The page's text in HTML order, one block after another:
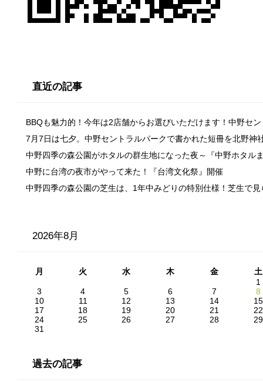
直近の記事
BBQも魅力的！今年は2店舗からお選びいただけます！中野セ
7月7日は七夕。中野セントラルパークで書かれた短冊を北野神
中野四季の森公園がホタルの群生地になった夜～『中野ホタル
中野に台湾の夜市がやって来た！『台湾文化祭』開催
中野四季の森公園の芝生は、1年中みどりの特別仕様！芝生で
2026年8月
月 火 水 木 金
土
1
3
4 5 6 7
8
10
11 12 13 14
15
17
18 19 20 21
22
24
25 26 27 28
29
31
過去の記事